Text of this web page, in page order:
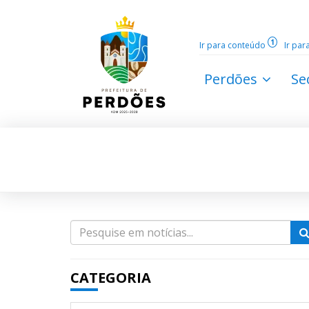
Ir para conteúdo 1 Ir
Perdões
CATEGORIA